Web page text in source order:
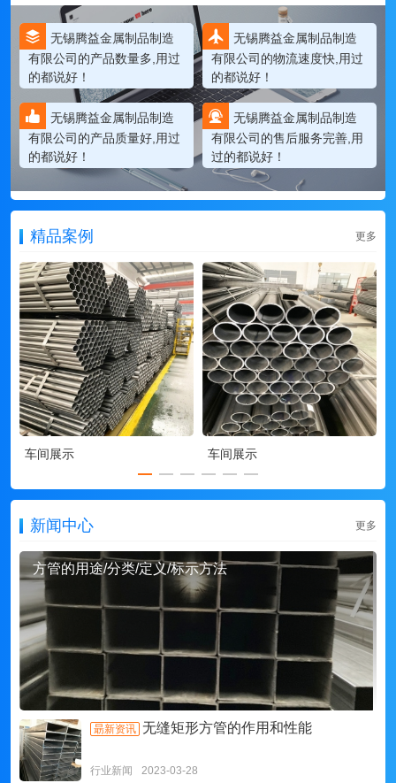
无锡腾益金属制品制造
有限公司的产品数量多,用过
的都说好！
无锡腾益金属制品制造
有限公司的物流速度快,用过
的都说好！
无锡腾益金属制品制造
有限公司的产品质量好,用过
的都说好！
无锡腾益金属制品制造
有限公司的售后服务完善,用
过的都说好！
精品案例 更多
车间展示 车间展示
新闻中心 更多
方管的用途/分类/定义/标示方法
朂新资讯 无缝矩形方管的作用和性能
行业新闻 2023-03-28